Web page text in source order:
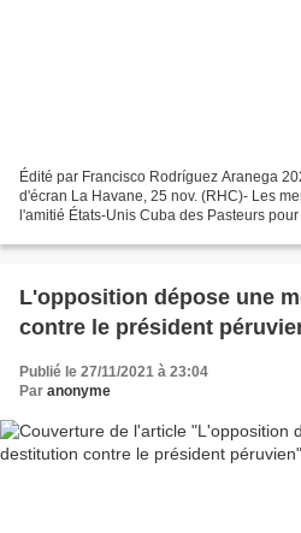
Édité par Francisco Rodríguez Aranega
d'écran La Havane, 25 nov. (RHC)- Les
l'amitié États-Unis Cuba des Pasteurs
L'opposition dépose une
contre le président
Publié le 27/11/2021 à 23:04
Par anonyme